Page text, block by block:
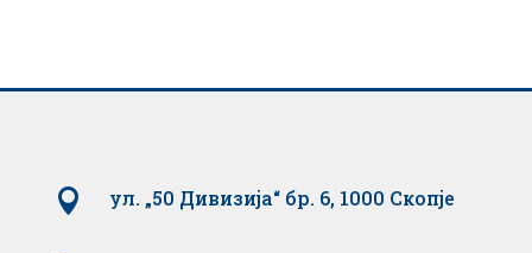
 ул. „50 Дивизија“ бр. 6, 1000 Скопје